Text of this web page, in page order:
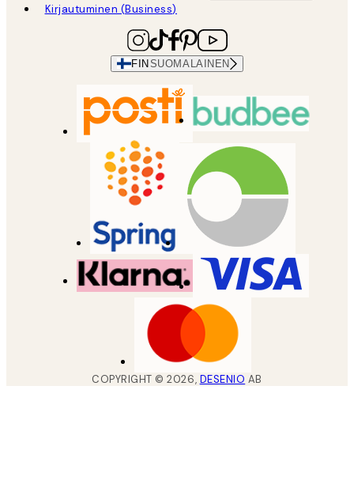
Kirjautuminen (Business)
FIN SUOMALAINEN
COPYRIGHT ©2026, DESENIO AB